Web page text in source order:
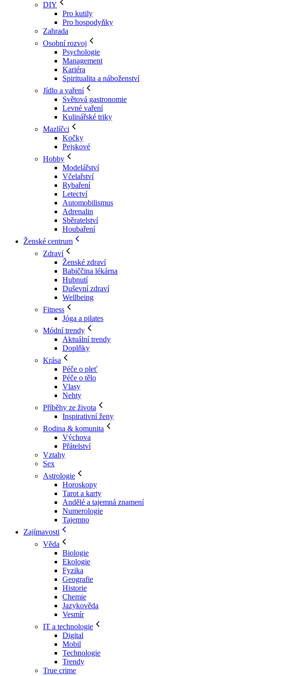
DIY
Pro kutily
Pro hospodyňky
Zahrada
Osobní rozvoj
Psychologie
Management
Kariéra
Spiritualita a náboženství
Jídlo a vaření
Světová gastronomie
Levné vaření
Kulinářské triky
Mazlíčci
Kočky
Pejskové
Hobby
Modelářství
Včelařství
Rybaření
Letectví
Automobilismus
Adrenalin
Sběratelství
Houbaření
Ženské centrum
Zdraví
Ženské zdraví
Babiččina lékárna
Hubnutí
Duševní zdraví
Wellbeing
Fitness
Jóga a pilates
Módní trendy
Aktuální trendy
Doplňky
Krása
Péče o pleť
Péče o tělo
Vlasy
Nehty
Příběhy ze života
Inspirativní ženy
Rodina & komunita
Výchova
Přátelství
Vztahy
Sex
Astrologie
Horoskopy
Tarot a karty
Andělé a tajemná znamení
Numerologie
Tajemno
Zajímavosti
Věda
Biologie
Ekologie
Fyzika
Geografie
Historie
Chemie
Jazykověda
Vesmír
IT a technologie
Digital
Mobil
Technologie
Trendy
True crime